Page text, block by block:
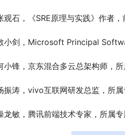
观石，《SRE原理与实践》作者
小剑，Microsoft Principal
小锋，京东混合多云总架构师，
振涛，vivo互联网研发总监，所
龙敏，腾讯前端技术专家，所属